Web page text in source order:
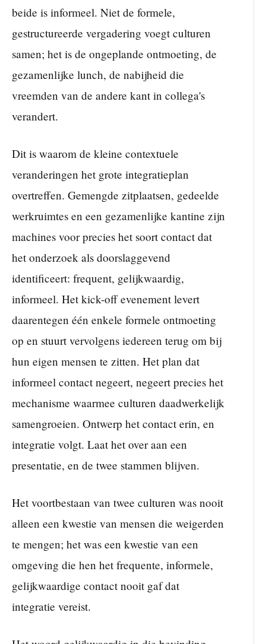
beide is informeel. Niet de formele,
gestructureerde vergadering voegt culturen
samen; het is de ongeplande ontmoeting, de
gezamenlijke lunch, de nabijheid die
vreemden van de andere kant in collega's
verandert.
Dit is waarom de kleine contextuele
veranderingen het grote integratieplan
overtreffen. Gemengde zitplaatsen, gedeelde
werkruimtes en een gezamenlijke kantine zijn
machines voor precies het soort contact dat
het onderzoek als doorslaggevend
identificeert: frequent, gelijkwaardig,
informeel. Het kick-off evenement levert
daarentegen één enkele formele ontmoeting
op en stuurt vervolgens iedereen terug om bij
hun eigen mensen te zitten. Het plan dat
informeel contact negeert, negeert precies het
mechanisme waarmee culturen daadwerkelijk
samengroeien. Ontwerp het contact erin, en
integratie volgt. Laat het over aan een
presentatie, en de twee stammen blijven.
Het voortbestaan van twee culturen was nooit
alleen een kwestie van mensen die weigerden
te mengen; het was een kwestie van een
omgeving die hen het frequente, informele,
gelijkwaardige contact nooit gaf dat
integratie vereist.